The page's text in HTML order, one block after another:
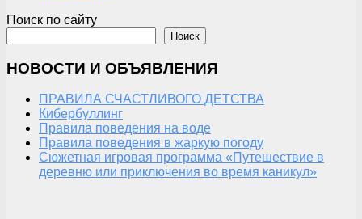
Поиск по сайту
Поиск
НОВОСТИ И ОБЪЯВЛЕНИЯ
ПРАВИЛА СЧАСТЛИВОГО ДЕТСТВА
Кибербуллинг
Правила поведения на воде
Правила поведения в жаркую погоду
Сюжетная игровая программа «Путешествие в
деревню или приключения во время каникул»